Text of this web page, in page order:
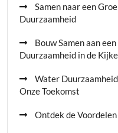
Samen naar een
Duurzaamheid
Bouw Samen aan
Duurzaamheid in de
Water
Onze Toekomst
Ontdek de